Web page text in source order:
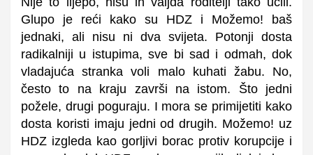
Glupo je reći kako su HDZ i Možemo! baš
jednaki, ali nisu ni dva svijeta. Potonji dosta
radikalniji u istupima, sve bi sad i odmah, dok
vladajuća stranka voli malo kuhati žabu. No,
često to na kraju završi na istom. Što jedni
požele, drugi poguraju. I mora se primijetiti kako
dosta koristi imaju jedni od drugih. Možemo! uz
HDZ izgleda kao gorljivi borac protiv korupcije i